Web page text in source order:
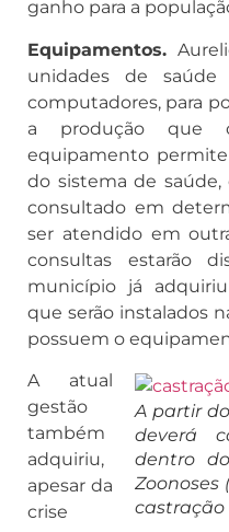
ganho para a
Equipamentos.
unidades de saúde
computadores, para
a produção que
equipamento
do sistema de
consultado em
ser atendido em
consultas estarão
município já
que serão instalados
possuem o
A partir
deverá
dentro
Zoonoses
castração
A atual
gestão
também
adquiriu,
apesar da
crise